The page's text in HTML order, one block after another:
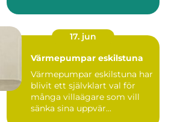
17. jun
Värmepumpar eskilstuna
Värmepumpar eskilstuna har
blivit ett självklart val för
många villaägare som vill
sänka sina uppvär...